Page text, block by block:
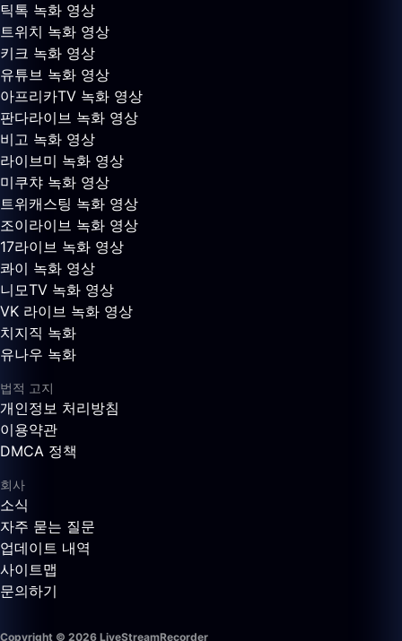
틱톡 녹화 영상
트위치 녹화 영상
키크 녹화 영상
유튜브 녹화 영상
아프리카TV 녹화 영상
판다라이브 녹화 영상
비고 녹화 영상
라이브미 녹화 영상
미쿠챠 녹화 영상
트위캐스팅 녹화 영상
조이라이브 녹화 영상
17라이브 녹화 영상
콰이 녹화 영상
니모TV 녹화 영상
VK 라이브 녹화 영상
치지직 녹화
유나우 녹화
법적 고지
개인정보 처리방침
이용약관
DMCA 정책
회사
소식
자주 묻는 질문
업데이트 내역
사이트맵
문의하기
Copyright © 2026 LiveStreamRecorder